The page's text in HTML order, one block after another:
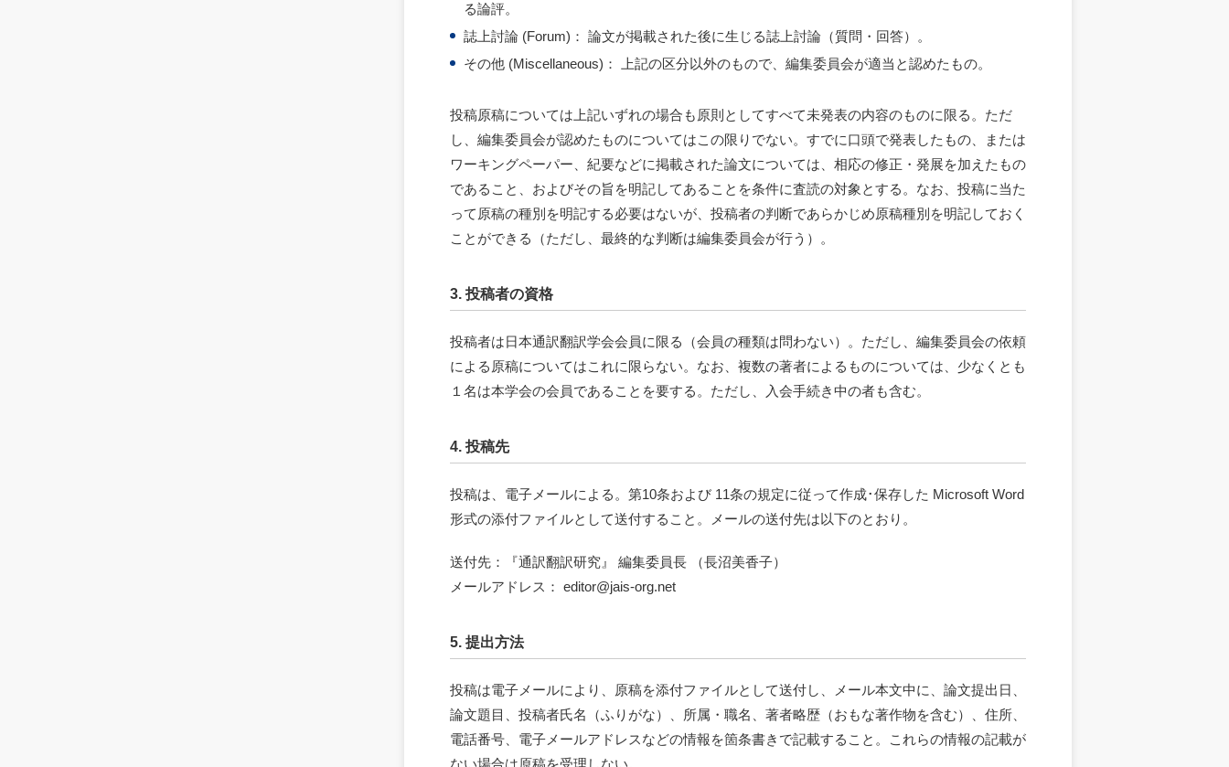
る論評。
誌上討論 (Forum)： 論文が掲載された後に生じる誌上討論（質問・回答）。
その他 (Miscellaneous)： 上記の区分以外のもので、編集委員会が適当と認めたもの。
投稿原稿については上記いずれの場合も原則としてすべて未発表の内容のものに限る。ただ
し、編集委員会が認めたものについてはこの限りでない。すでに口頭で発表したもの、または
ワーキングペーパー、紀要などに掲載された論文については、相応の修正・発展を加えたもの
であること、およびその旨を明記してあることを条件に査読の対象とする。なお、投稿に当た
って原稿の種別を明記する必要はないが、投稿者の判断であらかじめ原稿種別を明記しておく
ことができる（ただし、最終的な判断は編集委員会が行う）。
3. 投稿者の資格
投稿者は日本通訳翻訳学会会員に限る（会員の種類は問わない）。ただし、編集委員会の依頼
による原稿についてはこれに限らない。なお、複数の著者によるものについては、少なくとも
１名は本学会の会員であることを要する。ただし、入会手続き中の者も含む。
4. 投稿先
投稿は、電子メールによる。第10条および 11条の規定に従って作成･保存した Microsoft Word
形式の添付ファイルとして送付すること。メールの送付先は以下のとおり。
送付先：『通訳翻訳研究』 編集委員長 （長沼美香子）
メールアドレス： editor@jais-org.net
5. 提出方法
投稿は電子メールにより、原稿を添付ファイルとして送付し、メール本文中に、論文提出日、
論文題目、投稿者氏名（ふりがな）、所属・職名、著者略歴（おもな著作物を含む）、住所、
電話番号、電子メールアドレスなどの情報を箇条書きで記載すること。これらの情報の記載が
ない場合は原稿を受理しない。